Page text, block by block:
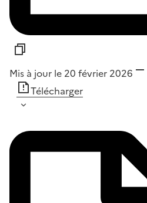
Mis à jour le 20 février 2026
Télécharger